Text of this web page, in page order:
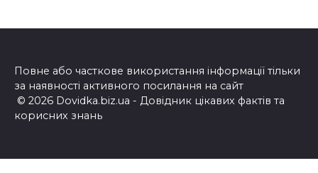
Повне або часткове використання інформації тільки
за наявності активного посилання на сайт
© 2026 Dovidka.biz.ua - Довідник цікавих фактів та
корисних знань